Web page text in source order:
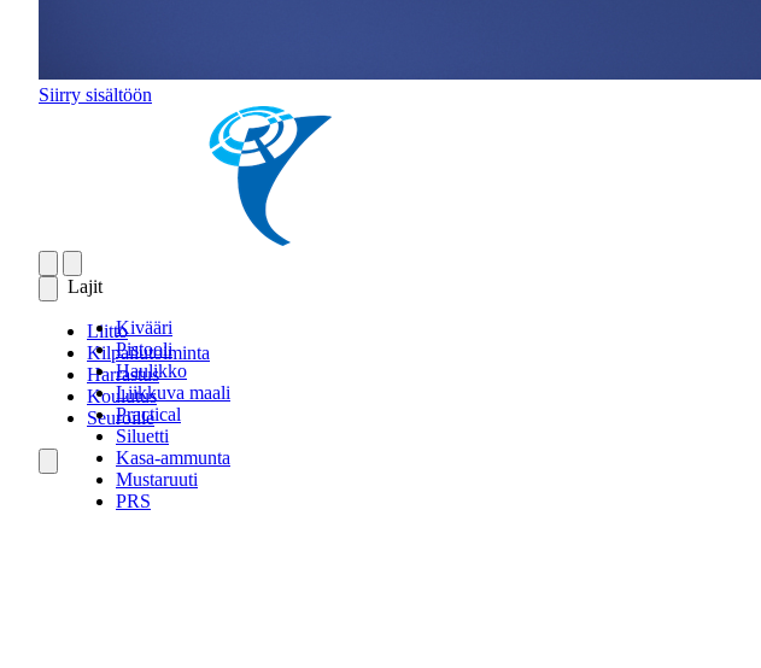
Siirry sisältöön
Lajit
Kivääri
Pistooli
Haulikko
Liikkuva maali
Practical
Siluetti
Kasa-ammunta
Mustaruuti
PRS
Liitto
Kilpailutoiminta
Harrastus
Koulutus
Seuroille